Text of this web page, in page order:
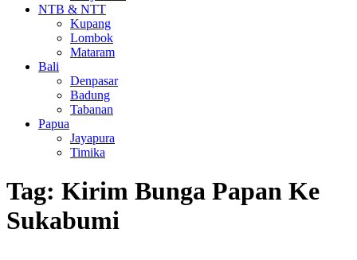
NTB & NTT
Kupang
Lombok
Mataram
Bali
Denpasar
Badung
Tabanan
Papua
Jayapura
Timika
Tag: Kirim Bunga Papan Ke
Sukabumi